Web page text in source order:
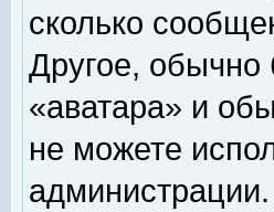
сколько
Другое, обычно
«аватара» и
не можете